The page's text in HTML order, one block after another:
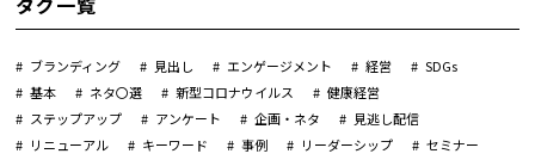
ブランディング 見出し エンゲージメント 経営
SDGs
基本
ネタ〇選 新型コロナウイルス
健康経営
ステップアップ
アンケート 企画・ネタ
見逃し配信
リニューアル
キーワード 事例 リーダーシップ
セミナー